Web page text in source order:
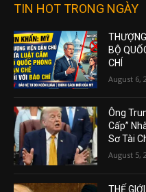
TIN HOT TRONG NGÀY
BỘ
CHÍ
August 6,
Ông
Cấp”
Sơ Tài
August 5,
THẾ